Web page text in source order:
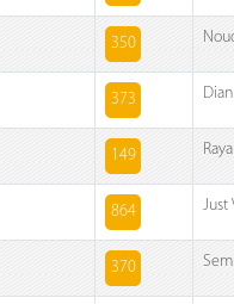
350
373
149
864 Just
370